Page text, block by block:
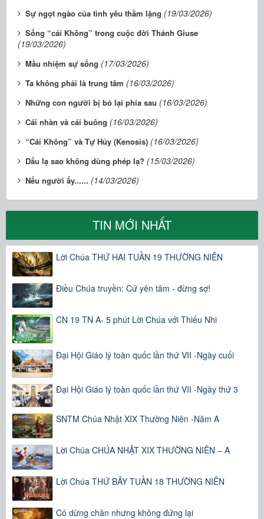
Sự ngọt ngào của tình yêu thầm lặng (19/03/2026)
Sống “cái Không” trong cuộc đời Thánh Giuse
(19/03/2026)
Mầu nhiệm sự sống (17/03/2026)
Ta không phải là trung tâm (16/03/2026)
Những con người bị bỏ lại phía sau (16/03/2026)
Cái nhàn và cái buông (16/03/2026)
“Cái Không” và Tự Hủy (Kenosis) (16/03/2026)
Dấu lạ sao không dùng phép lạ? (15/03/2026)
Nếu người ấy...... (14/03/2026)
TIN MỚI NHẤT
Lời Chúa THỨ HAI TUẦN 19 THƯỜNG NIÊN
Điều Chúa truyền: Cứ yên tâm - đừng sợ!
CN 19 TN A- 5 phút Lời Chúa với Thiếu Nhi
Đại Hội Giáo lý toàn quốc lần thứ VII -Ngày cuối
Đại Hội Giáo lý toàn quốc lần thứ VII -Ngày thứ 3
SNTM Chúa Nhật XIX Thường Niên -Năm A
Lời Chúa CHÚA NHẬT XIX THƯỜNG NIÊN – A
Lời Chúa THỨ BẢY TUẦN 18 THƯỜNG NIÊN
Có dừng chân nhưng không đứng lại